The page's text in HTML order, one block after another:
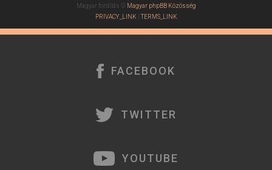
Magyar fordítás © Magyar phpBB Közösség
PRIVACY_LINK|TERMS_LINK
FACEBOOK
TWITTER
YOUTUBE